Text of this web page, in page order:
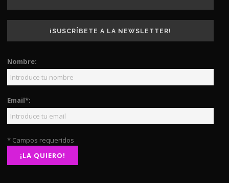
¡SUSCRÍBETE A LA NEWSLETTER!
Nombre:
Email*:
* Campos requeridos